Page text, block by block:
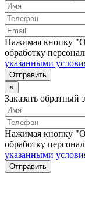
Нажимая кнопку
обработку
указанными
Отправить
×
Заказать обратный
Нажимая кнопку
обработку
указанными
Отправить